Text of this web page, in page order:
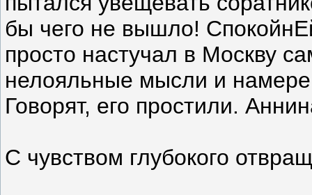
бы чего не вышло!
просто настучал в Москву
нелояльные мысли и
Говорят, его простили.
С чувством глубокого